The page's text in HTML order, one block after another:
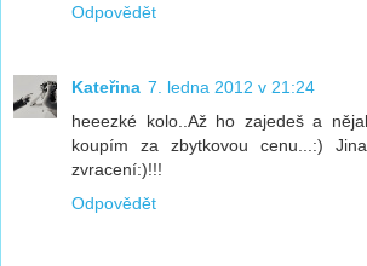
Odpovědět
Kateřina 7. ledna 2012 v 21:24
heeezké kolo..Až ho zajedeš a
koupím za zbytkovou cenu...:)
zvracení:)!!!
Odpovědět